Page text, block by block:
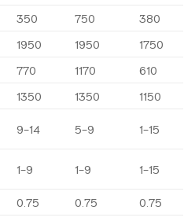
350 750 380
1950 1950
1750
770 1170
610
1350 1350
1150
9-14 5-9 1-15
1-9 1-9 1-15
0.75 0.75
0.75